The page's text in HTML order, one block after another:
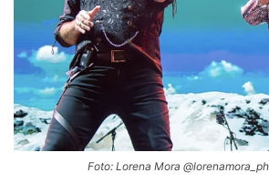
Foto: Lorena Mora